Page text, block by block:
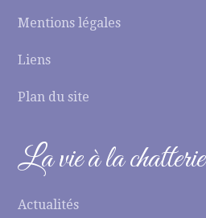
Mentions légales
Liens
Plan du site
La vie à la chatterie
Actualités